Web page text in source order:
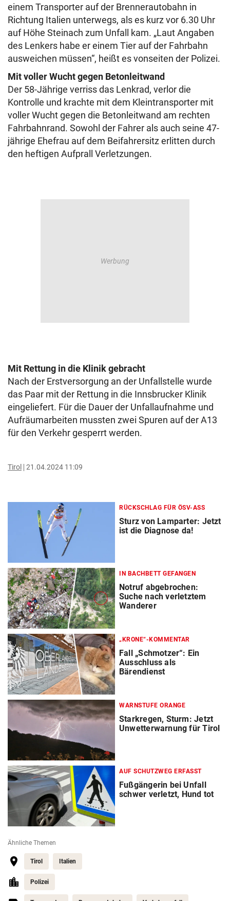
einem Transporter auf der Brennerautobahn in
Richtung Italien unterwegs, als es kurz vor 6.30 Uhr
auf Höhe Steinach zum Unfall kam. „LautAngaben
des Lenkers habe er einem Tier auf der Fahrbahn
ausweichen müssen“, heißt es vonseiten der Polizei.
Mit voller Wucht gegen Betonleitwand
Der 58-Jährige verriss das Lenkrad, verlor die
Kontrolle und krachte mit dem Kleintransporter mit
voller Wucht gegen die Betonleitwand am rechten
Fahrbahnrand. Sowohl der Fahrer als auch seine 47-
jährige Ehefrau auf dem Beifahrersitz erlitten durch
den heftigen Aufprall Verletzungen.
Mit Rettung in die Klinik gebracht
Nach der Erstversorgung an der Unfallstelle wurde
das Paar mit der Rettung in die Innsbrucker Klinik
eingeliefert. Für die Dauer der Unfallaufnahme und
Aufräumarbeiten mussten zwei Spuren auf der A13
für den Verkehr gesperrt werden.
Tirol 21.04.2024 11:09
RÜCKSCHLAG FÜR ÖSV-ASS
Sturz von Lamparter: Jetzt
ist die Diagnose da!
IN BACHBETT GEFANGEN
Notruf abgebrochen:
Suche nach verletztem
Wanderer
„KRONE“-KOMMENTAR
Fall „Schmotzer“: Ein
Ausschluss als
Bärendienst
WARNSTUFE ORANGE
Starkregen, Sturm: Jetzt
Unwetterwarnung für Tirol
AUF SCHUTZWEG ERFASST
Fußgängerin bei Unfall
schwer verletzt, Hund tot
Ähnliche Themen
Tirol Italien
Polizei